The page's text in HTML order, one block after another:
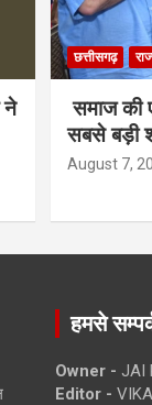
ने
छत्तीसगढ़
समाज की
सबसे बड़ी
August 7,
हमसे
Owner - JAI
Editor -